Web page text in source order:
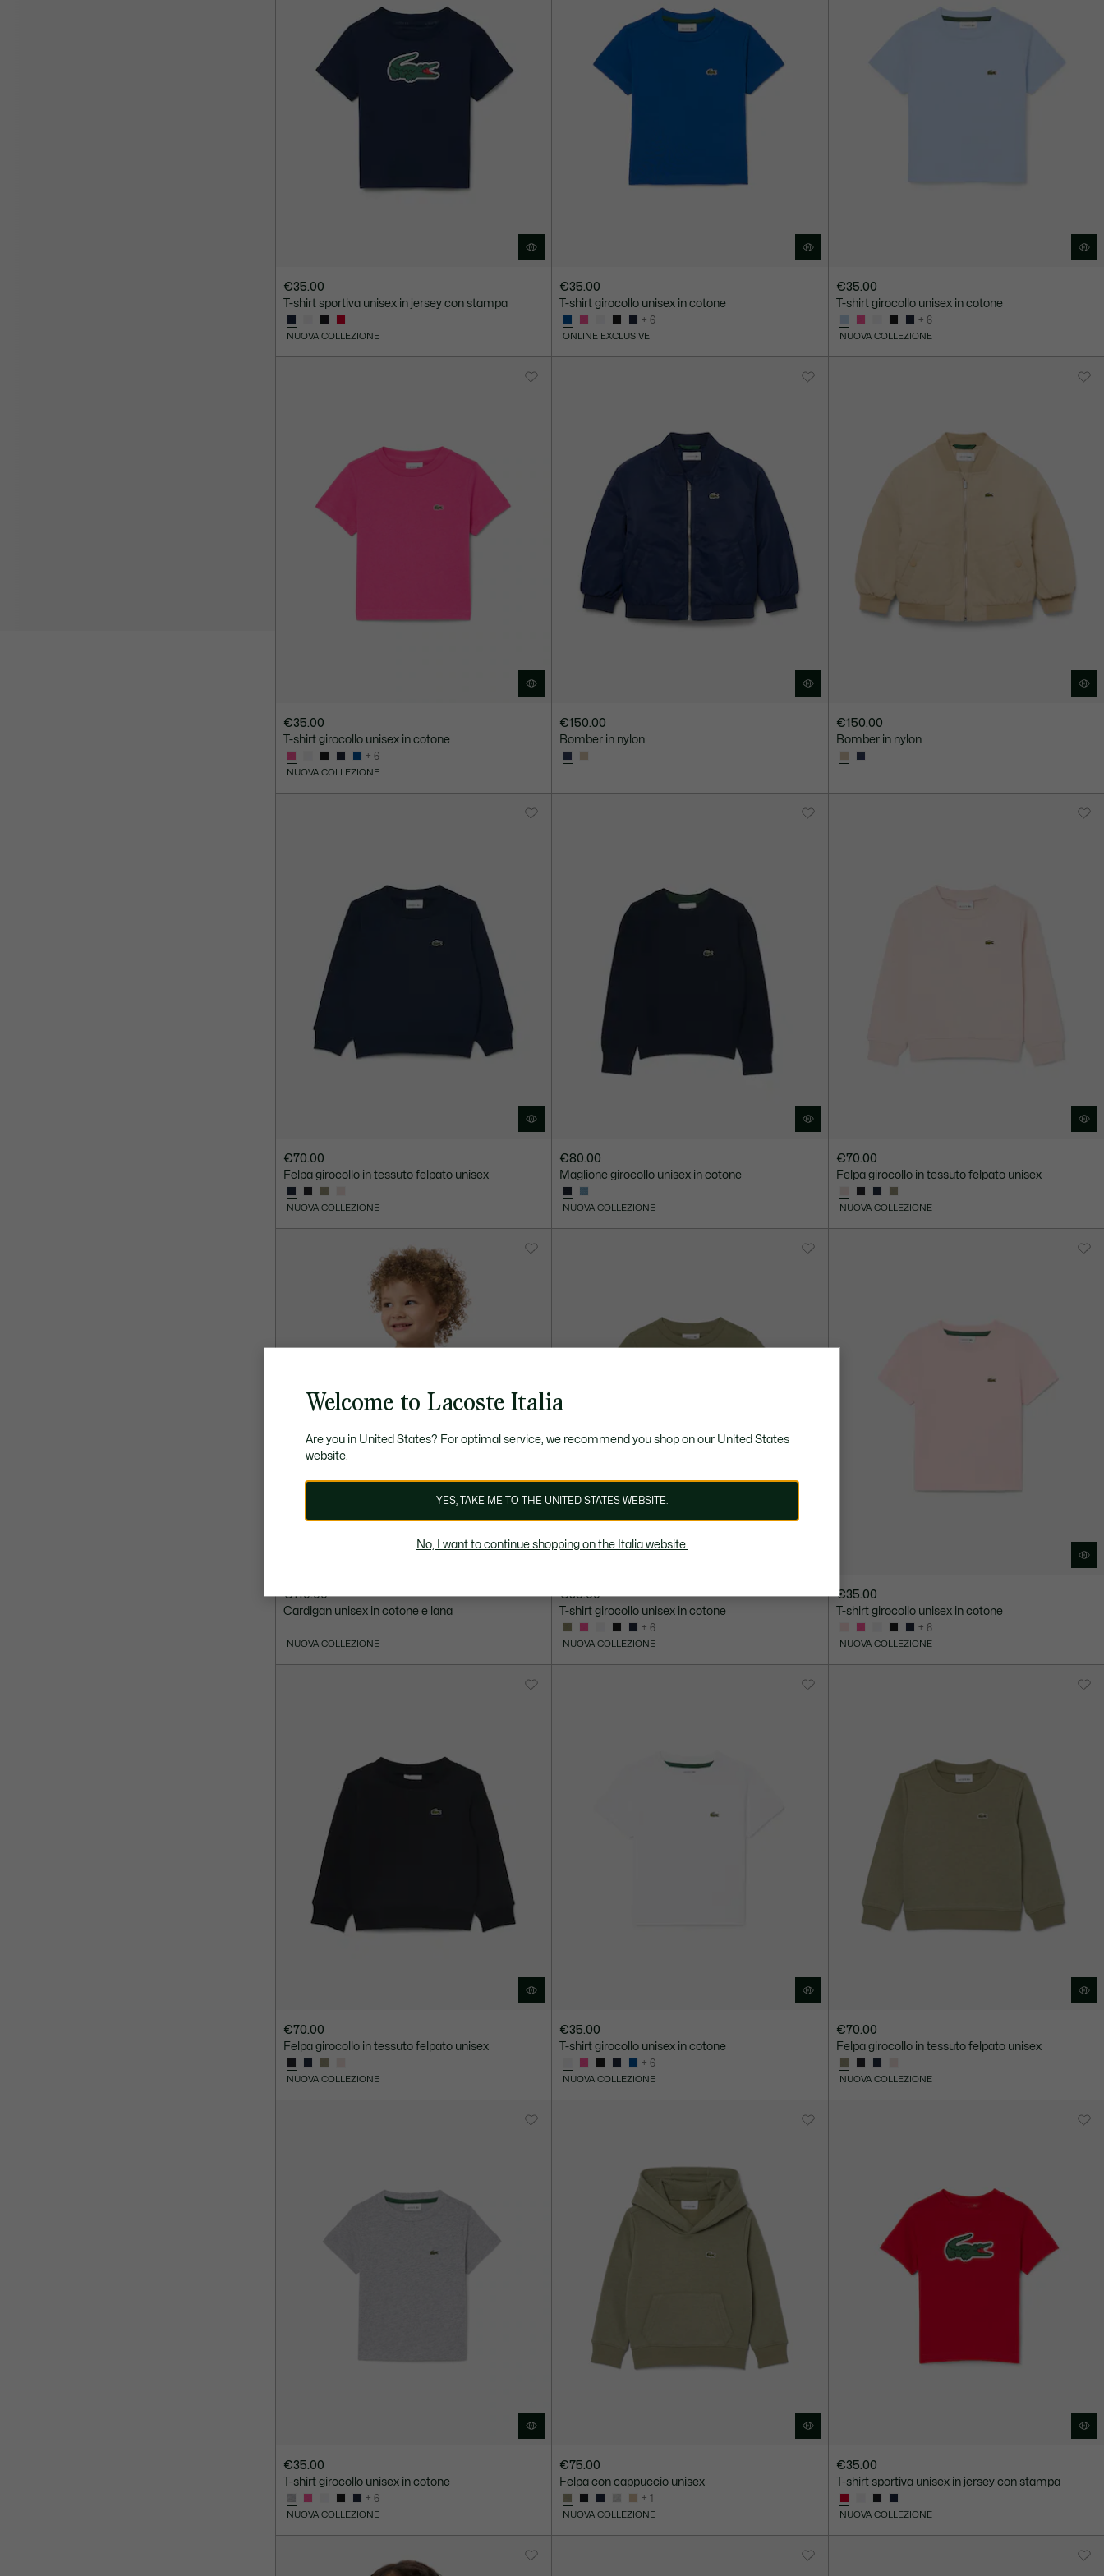
€35.00
T-shirt sportiva unisex in jersey con stampa
NUOVA COLLEZIONE
€35.00
T-shirt girocollo unisex in cotone
+ 6
ONLINE EXCLUSIVE
€35.00
T-shirt girocollo unisex in cotone
+ 6
NUOVA COLLEZIONE
€35.00
T-shirt girocollo unisex in cotone
+ 6
NUOVA COLLEZIONE
€150.00
Bomber in nylon
€150.00
Bomber in nylon
€70.00
Felpa girocollo in tessuto felpato unisex
NUOVA COLLEZIONE
€80.00
Maglione girocollo unisex in cotone
NUOVA COLLEZIONE
€70.00
Felpa girocollo in tessuto felpato unisex
NUOVA COLLEZIONE
€110.00
Cardigan unisex in cotone e lana
NUOVA COLLEZIONE
€35.00
T-shirt girocollo unisex in cotone
+ 6
NUOVA COLLEZIONE
€35.00
T-shirt girocollo unisex in cotone
+ 6
NUOVA COLLEZIONE
€70.00
Felpa girocollo in tessuto felpato unisex
NUOVA COLLEZIONE
€35.00
T-shirt girocollo unisex in cotone
+ 6
NUOVA COLLEZIONE
€70.00
Felpa girocollo in tessuto felpato unisex
NUOVA COLLEZIONE
€35.00
T-shirt girocollo unisex in cotone
+ 6
NUOVA COLLEZIONE
€75.00
Felpa con cappuccio unisex
+ 1
NUOVA COLLEZIONE
€35.00
T-shirt sportiva unisex in jersey con stampa
NUOVA COLLEZIONE
Welcome to Lacoste Italia
Are you in United States? For optimal service, we recommend you shop on our United States
website.
YES, TAKE ME TO THE UNITED STATES WEBSITE.
No, I want to continue shopping on the Italia website.